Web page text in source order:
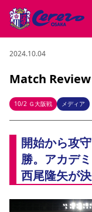
試合・チーム
試合について
試合日程 / 結果 順位
チームについて
選手・スタッフ スケ
アカデミー ハナサカ
観戦する
チケット
チケット情報 販売ス
シーズンシート
法人
特定興行入場券 譲渡
観戦ガイド
クラブを知る
セレッソ大阪につい
クラブ紹介 沿革 シ
ファンクラブ
2024.10.04
Match Review
10/2 Ｇ大阪戦 メディア
開始から攻
勝。アカデ
西尾隆矢が